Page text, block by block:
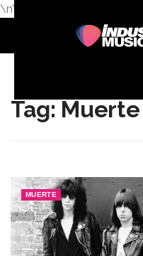
\n\n
Tag: Muerte
MUERTE